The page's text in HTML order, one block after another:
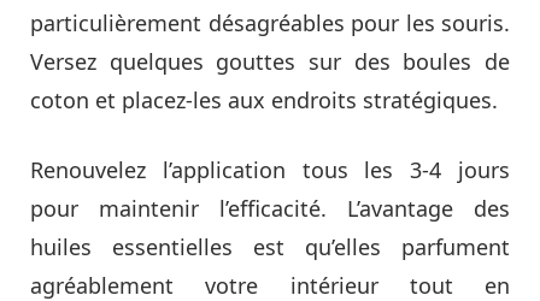
particulièrement désagréables pour les souris.
Versez quelques gouttes sur des boules de
coton et placez-les aux endroits stratégiques.
Renouvelez l’application tous les 3-4 jours
pour maintenir l’efficacité. L’avantage des
huiles essentielles est qu’elles parfument
agréablement votre intérieur tout en